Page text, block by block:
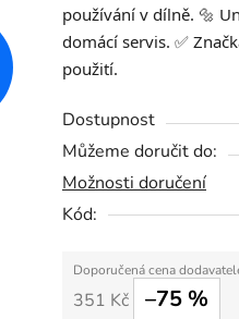
používání v dílně. 🔩
domácí servis. ✅
použití.
Dostupnost
Můžeme doručit do:
Možnosti doručení
Kód:
351 Kč –75 %